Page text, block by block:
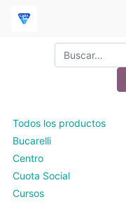
Todos los productos
Bucarelli
Centro
Cuota Social
Cursos